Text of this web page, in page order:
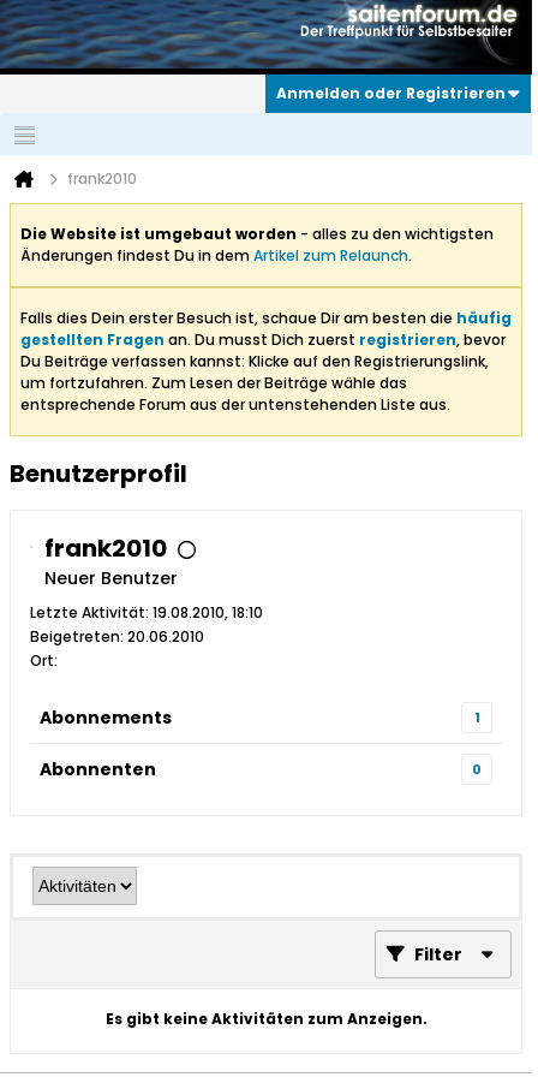
Anmelden oder Registrieren
frank2010
Die Website ist umgebaut worden - alles zu den wichtigsten
Änderungen findest Du in demArtikel zum Relaunch.
Falls dies Dein erster Besuch ist, schaue Dir am besten die häufig
gestellten Fragen an. Du musst Dich zuerst registrieren, bevor
Du Beiträge verfassen kannst: Klicke auf den Registrierungslink,
um fortzufahren. Zum Lesen der Beiträge wähle das
entsprechende Forum aus der untenstehenden Liste aus.
Benutzerprofil
frank2010
Neuer Benutzer
Letzte Aktivität: 19.08.2010, 18:10
Beigetreten: 20.06.2010
Ort:
Abonnements 1
Abonnenten 0
Filter
Es gibt keine Aktivitäten zum Anzeigen.